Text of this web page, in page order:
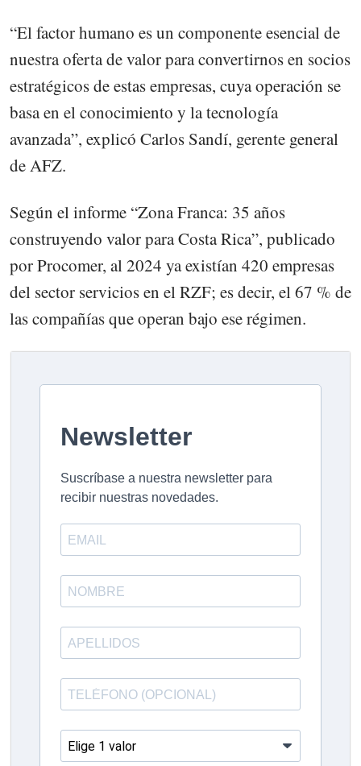
“El factor humano es un componente esencial de
nuestra oferta de valor para convertirnos en socios
estratégicos de estas empresas, cuya operación se
basa en el conocimiento y la tecnología
avanzada”, explicó Carlos Sandí, gerente general
de AFZ.
Según el informe “Zona Franca: 35 años
construyendo valor para Costa Rica”, publicado
por Procomer, al 2024 ya existían 420 empresas
del sector servicios en el RZF; es decir, el 67 % de
las compañías que operan bajo ese régimen.